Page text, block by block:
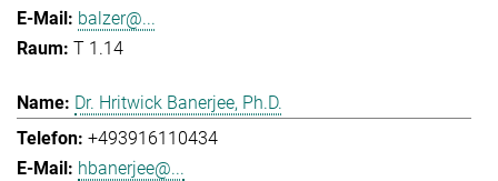
balzer@...
T 1.14
Dr. Hritwick Banerjee, Ph.D.
+493916110434
hbanerjee@...